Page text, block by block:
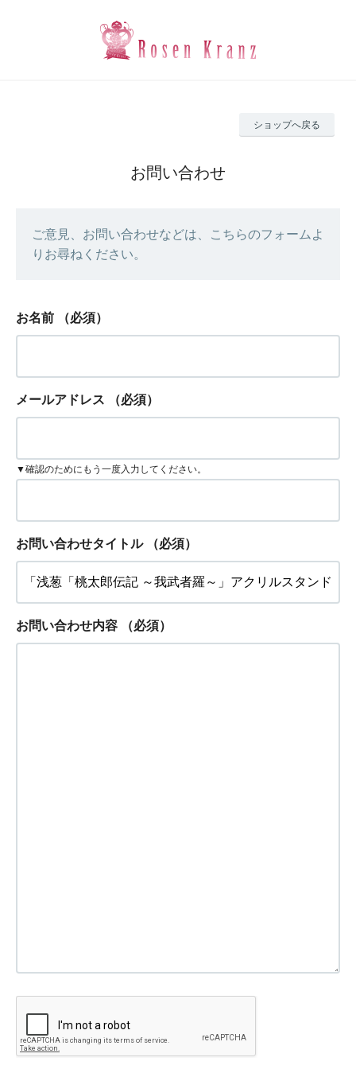
ショップへ戻る
お問い合わせ
ご意見、お問い合わせなどは、こちらのフォームよ
りお尋ねください。
お名前 （必須）
メールアドレス （必須）
▼確認のためにもう一度入力してください。
お問い合わせタイトル （必須）
お問い合わせ内容 （必須）